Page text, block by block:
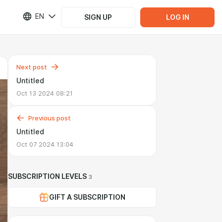
EN SIGN UP LOG IN
Next post
Untitled
Oct 13 2024 08:21
Previous post
Untitled
Oct 07 2024 13:04
SUBSCRIPTION LEVELS 3
GIFT A SUBSCRIPTION